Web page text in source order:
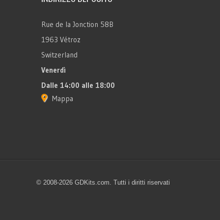
Rue de la Jonction 58B
1963 Vétroz
Switzerland
Venerdì
Dalle 14:00 alle 18:00
Mappa
© 2008-2026 GDKits.com. Tutti i diritti riservati